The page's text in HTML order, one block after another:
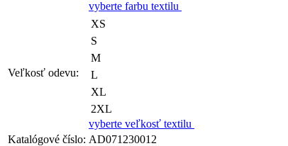
vyberte farbu textilu
Veľkosť odevu:
XS
S
M
L
XL
2XL
vyberte veľkosť textilu
Katalógové číslo: AD071230012